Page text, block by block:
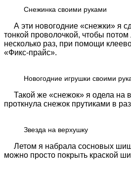
Снежинка своими руками
А эти новогодние «снежки» я
тонкой проволочкой, чтобы
несколько раз, при помощи
«Фикс-прайс».
Новогодние игрушки своими
Такой же «снежок» я одела на
проткнула снежок прутиками в
Звезда на верхушку
Летом я набрала сосновых
можно просто покрыть краской